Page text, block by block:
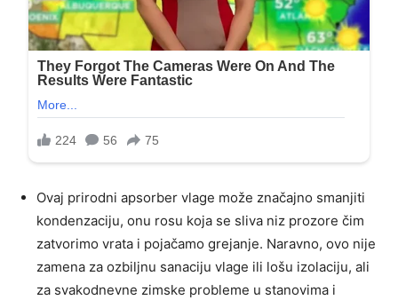
Ovaj prirodni apsorber vlage može značajno smanjiti
kondenzaciju, onu rosu koja se sliva niz prozore čim
zatvorimo vrata i pojačamo grejanje. Naravno, ovo nije
zamena za ozbiljnu sanaciju vlage ili lošu izolaciju, ali
za svakodnevne zimske probleme u stanovima i